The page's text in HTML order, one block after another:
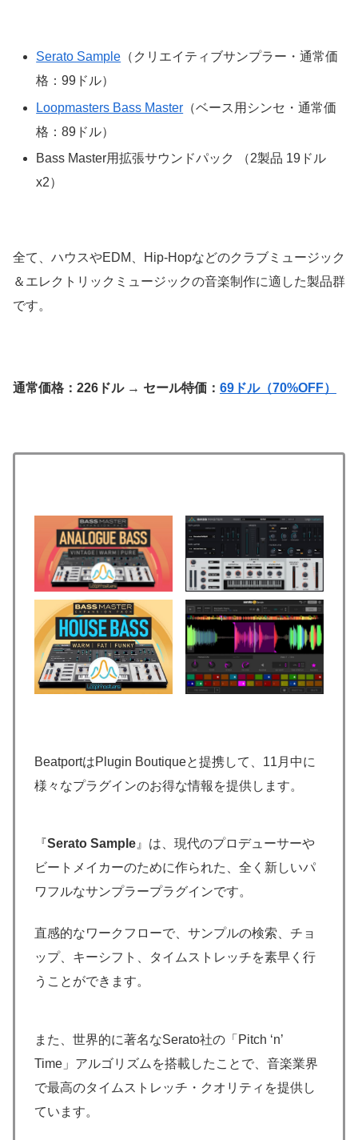
Serato Sample （クリエイティブサンプラー・通常価
格：99ドル）
Loopmasters Bass Master （ベース用シンセ・通常価
格：89ドル）
Bass Master用拡張サウンドパック （2製品 19ドル
x2）
全て、ハウスやEDM、Hip-Hopなどのクラブミュージック
＆エレクトリックミュージックの音楽制作に適した製品群
です。
通常価格：226ドル→ セール特価： 69ドル（70%OFF）
BeatportはPlugin Boutiqueと提携して、11月中に
様々なプラグインのお得な情報を提供します。
『Serato Sample 』は、現代のプロデューサーや
ビートメイカーのために作られた、全く新しいパ
ワフルなサンプラープラグインです。
直感的なワークフローで、サンプルの検索、チョ
ップ、キーシフト、タイムストレッチを素早く行
うことができます。
また、世界的に著名なSerato社の「Pitch ‘n’
Time」アルゴリズムを搭載したことで、音楽業界
で最高のタイムストレッチ・クオリティを提供し
ています。